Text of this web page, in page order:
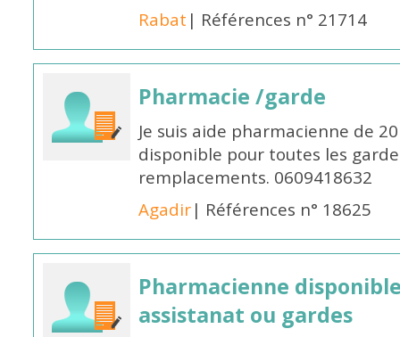
Rabat | Références n° 21714
Pharmacie /garde
Je suis aide pharmacienne de
disponible pour toutes les
remplacements. 0609418632
Agadir| Références n° 18625
Pharmacienne
assistanat ou gardes